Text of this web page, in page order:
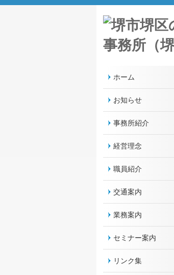
ホーム
お知らせ
事務所紹介
経営理念
職員紹介
交通案内
業務案内
セミナー案内
リンク集